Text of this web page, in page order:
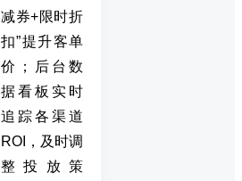
减券+限时折
扣”提升客单
价；后台数
据看板实时
追踪各渠道
ROI，及时调
整投放策